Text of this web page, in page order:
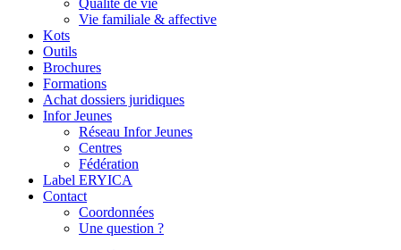
Qualité de vie
Vie familiale & affective
Kots
Outils
Brochures
Formations
Achat dossiers juridiques
Infor Jeunes
Réseau Infor Jeunes
Centres
Fédération
Label ERYICA
Contact
Coordonnées
Une question ?